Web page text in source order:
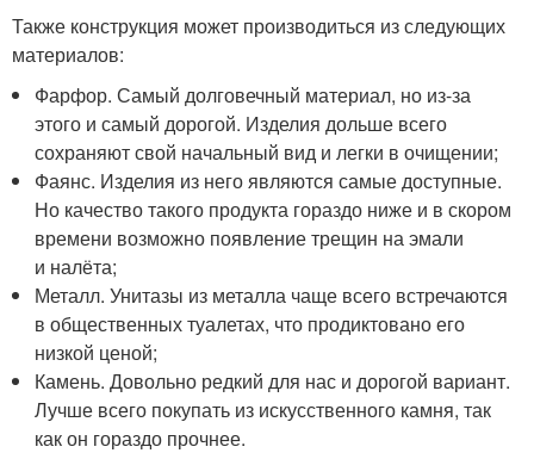
Также конструкция может производиться из следующих
материалов:
Фарфор. Самый долговечный материал, но из-за
этого и самый дорогой. Изделия дольше всего
сохраняют свой начальный вид и легки в очищении;
Фаянс. Изделия из него являются самые доступные.
Но качество такого продукта гораздо ниже и в скором
времени возможно появление трещин на эмали
и налёта;
Металл. Унитазы из металла чаще всего встречаются
в общественных туалетах, что продиктовано его
низкой ценой;
Камень. Довольно редкий для нас и дорогой вариант.
Лучше всего покупать из искусственного камня, так
как он гораздо прочнее.